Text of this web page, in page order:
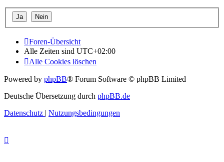
Foren-Übersicht
Alle Zeiten sind UTC+02:00
Alle Cookies löschen
Powered by phpBB® Forum Software © phpBB Limited
Deutsche Übersetzung durch phpBB.de
Datenschutz | Nutzungsbedingungen